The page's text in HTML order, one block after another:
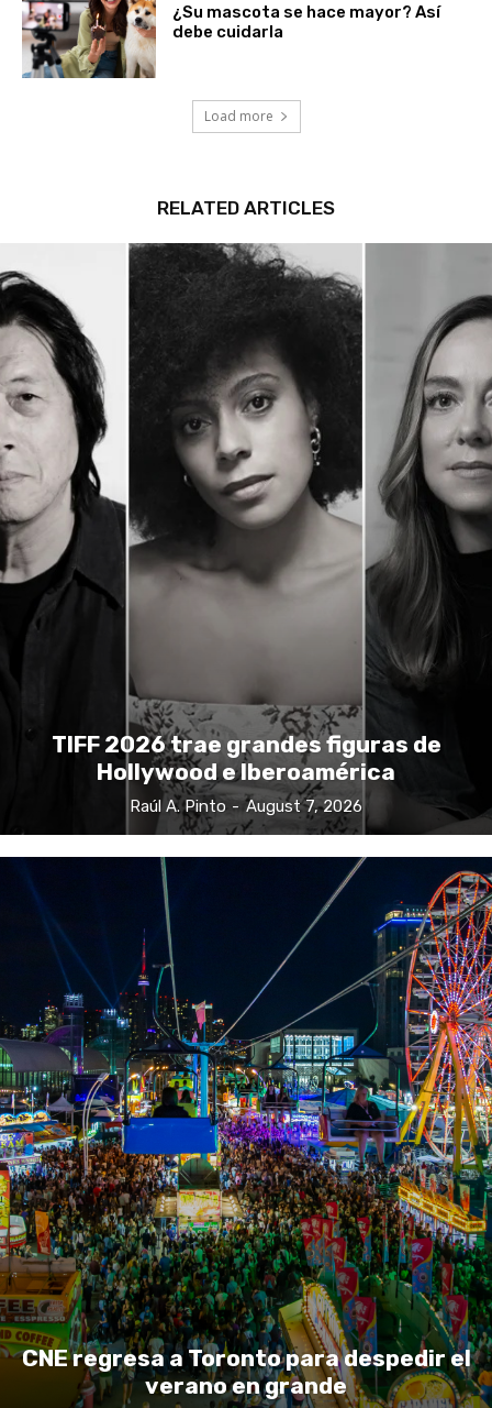
¿Su mascota se hace mayor? Así
debe cuidarla
Load more
RELATED ARTICLES
TIFF 2026 trae grandes figuras de
Hollywood e Iberoamérica
Raúl A. Pinto - August 7, 2026
CNE regresa a Toronto para despedir el
verano en grande